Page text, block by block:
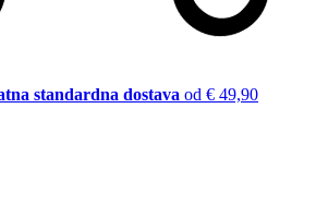
standardna dostava od € 49,90